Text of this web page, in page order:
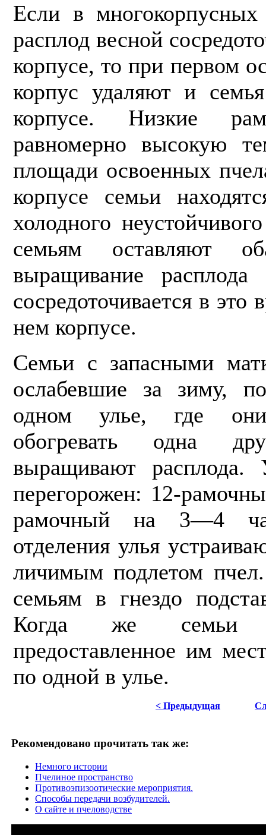
Если в
расплод весной
корпусе, то при первом
корпус удаляют и
корпусе. Низ­кие
равномерно высокую
площади освоенных
корпусе семьи
холодного
семьям оставляют
выращивание
сосредоточивается в
нем корпусе.
Семьи с запасными
ослабевшие за зиму,
одном улье, где
обогревать одна
выращивают
перегорожен: 12-
рамочный на 3—4
отделения улья
личимым подлетом
семьям в гнездо
Когда же семьи
предоставленное им
по одной в улье.
< Предыдущая
Рекомендовано прочитать так же:
Немного истории
Пчелиное пространство
Противоэпизоотические мероприятия.
Способы передачи возбудителей.
О сайте и пчеловодстве